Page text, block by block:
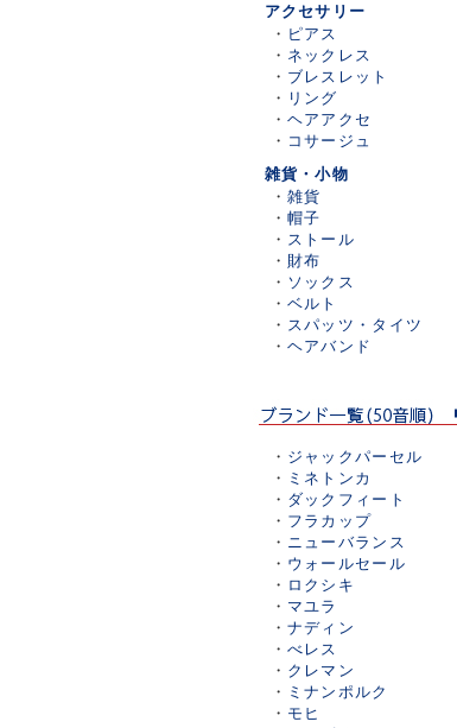
アクセサリー
・ ピアス
・ ネックレス
・ ブレスレット
・ リング
・ ヘアアクセ
・ コサージュ
雑貨・小物
・ 雑貨
・ 帽子
・ ストール
・ 財布
・ ソックス
・ ベルト
・ スパッツ・タイツ
・ ヘアバンド
・ ジャックパーセル
・ ミネトンカ
・ ダックフィート
・ フラカップ
・ ニューバランス
・ ウォールセール
・ ロクシキ
・ マユラ
・ ナディン
・ べレス
・ クレマン
・ ミナンポルク
・ モヒ